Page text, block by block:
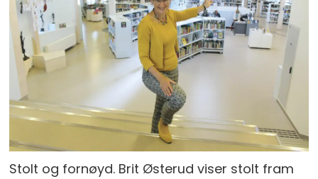
Stolt og fornøyd. Brit Østerud viser stolt fram